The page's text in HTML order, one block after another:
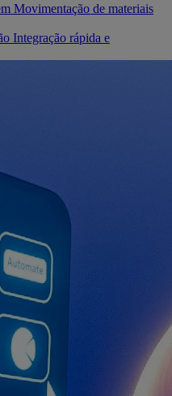
Movimentação de materiais
Integração rápida e